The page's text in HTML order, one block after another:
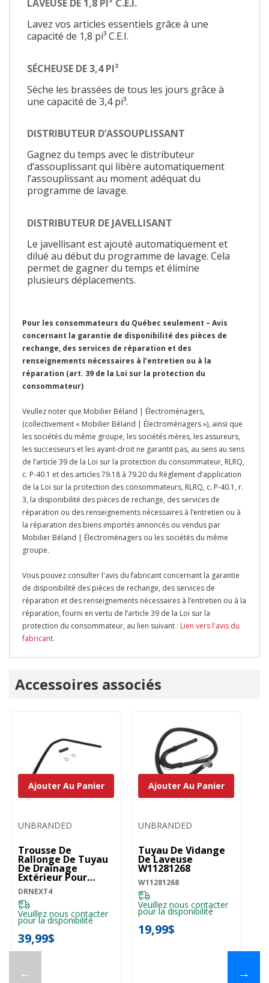
LAVEUSE DE 1,8 PI³ C.E.I.
Lavez vos articles essentiels grâce à une
capacité de 1,8 pi³ C.E.I.
SÉCHEUSE DE 3,4 PI³
Sèche les brassées de tous les jours grâce à
une capacité de 3,4 pi³.
DISTRIBUTEUR D’ASSOUPLISSANT
Gagnez du temps avec le distributeur
d’assouplissant qui libère automatiquement
l’assouplissant au moment adéquat du
programme de lavage.
DISTRIBUTEUR DE JAVELLISANT
Le javellisant est ajouté automatiquement et
dilué au début du programme de lavage. Cela
permet de gagner du temps et élimine
plusieurs déplacements.
Pour les consommateurs du Québec seulement – Avis
concernant la garantie de disponibilité des pièces de
rechange, des services de réparation et des
renseignements nécessaires à l’entretien ou à la
réparation (art. 39 de la Loi sur la protection du
consommateur)
Veullez noter que Mobilier Béland | Électroménagers,
(collectivement « Mobilier Béland | Électroménagers »), ainsi que
les sociétés du même groupe, les sociétés mères, les assureurs,
les successeurs et les ayant-droit ne garantit pas, au sens au sens
de l’article 39 de la Loi sur la protection du consommateur, RLRQ,
c. P-40.1 et des articles 79.18 à 79.20 du Règlement d’application
de la Loi sur la protection des consommateurs, RLRQ, c. P-40.1, r.
3, la disponibilité des pièces de rechange, des services de
réparation ou des renseignements nécessaires à l’entretien ou à
la réparation des biens importés annoncés ou vendus par
Mobilier Béland | Électroménagers ou les sociétés du même
groupe.
Vous pouvez consulter l'avis du fabricant concernant la garantie
de disponibilité des pièces de rechange, des services de
réparation et des renseignements nécessaires à l’entretien ou à la
réparation, fourni en vertu de l’article 39 de la Loi sur la
protection du consommateur, au lien suivant : Lien vers l'avis du
fabricant.
Accessoires associés
←
UNBRANDED
Trousse De
Rallonge De Tuyau
De Drainage
Extérieur Pour
Laveuse DRNEXT4
DRNEXT4
Veuillez nous contacter
pour la disponibilité
39,99$
Ajouter Au Panier
UNBRANDED
Tuyau De Vidange
De Laveuse
W11281268
W11281268
Veuillez nous contacter
pour la disponibilité
19,99$
Ajouter Au Panier
→